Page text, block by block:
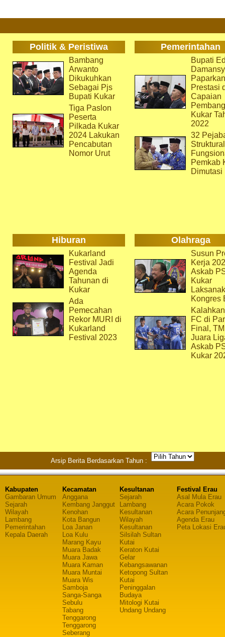
Politik & Peristiwa Pemerintahan
Bambang
Arwanto
Dikukuhkan
Sebagai Pjs
Bupati Kukar
Tiga Paslon
Peserta
Pilkada Kukar
2024 Lakukan
Pencabutan
Nomor Urut
Bupati
Paparkan
Prestasi
Capaian
Kukar
2022
32
Pemkab
Dimutasi
Hiburan Olahraga
Kukarland
Festival Jadi
Agenda
Tahunan di
Kukar
Ada
Pemecahan
Rekor MURI di
Kukarland
Festival 2023
Susun
Kerja
Askab
Kukar
Kongres
FC di
Final,
Juara
Askab
Kukar
Arsip Berita Berdasarkan Tahun :
Kabupaten
Gambaran Umum
Sejarah
Wilayah
Lambang
Pemerintahan
Kepala Daerah
Kecamatan
Anggana
Kembang Janggut
Kenohan
Kota Bangun
Loa Janan
Loa Kulu
Marang Kayu
Muara Badak
Muara Jawa
Muara Kaman
Muara Muntai
Muara Wis
Samboja
Sanga-Sanga
Sebulu
Tabang
Tenggarong
Tenggarong
Seberang
Kesultanan
Sejarah
Lambang
Kesultanan
Wilayah
Kesultanan
Silsilah Sultan
Kutai
Keraton Kutai
Gelar
Kebangsawanan
Ketopong Sultan
Kutai
Peninggalan
Budaya
Mitologi Kutai
Undang Undang
Festival Erau
Asal Mula Erau
Acara Pokok
Acara
Agenda Erau
Peta Lokasi